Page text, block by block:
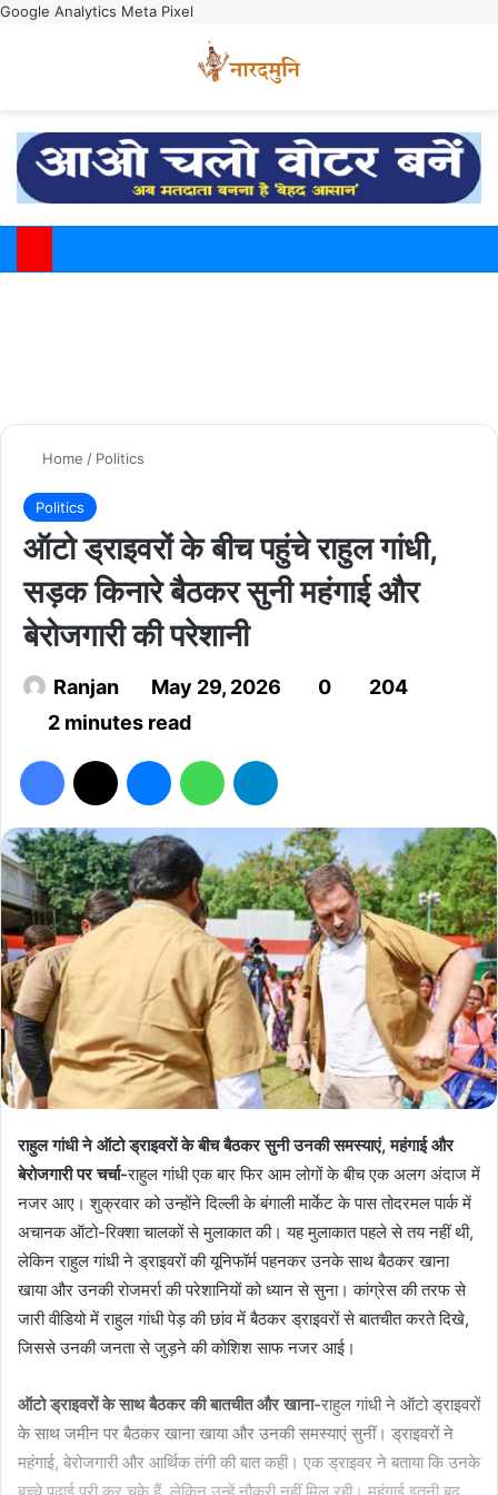
Google Analytics Meta Pixel
Home / Politics
Politics
ऑटो ड्राइवरों के बीच पहुंचे राहुल गांधी,
सड़क किनारे बैठकर सुनी महंगाई और
बेरोजगारी की परेशानी
Ranjan May 29, 2026 0
204
2 minutes read
राहुल गांधी ने ऑटो ड्राइवरों के बीच बैठकर सुनी उनकी समस्याएं, महंगाई और
बेरोजगारी पर चर्चा-राहुल गांधी एक बार फिर आम लोगों के बीच एक अलग अंदाज में
नजर आए। शुक्रवार को उन्होंने दिल्ली के बंगाली मार्केट के पास तोदरमल पार्क में
अचानक ऑटो-रिक्शा चालकों से मुलाकात की। यह मुलाकात पहले से तय नहीं थी,
लेकिन राहुल गांधी ने ड्राइवरों की यूनिफॉर्म पहनकर उनके साथ बैठकर खाना
खाया और उनकी रोजमर्रा की परेशानियों को ध्यान से सुना। कांग्रेस की तरफ से
जारी वीडियो में राहुल गांधी पेड़ की छांव में बैठकर ड्राइवरों से बातचीत करते दिखे,
जिससे उनकी जनता से जुड़ने की कोशिश साफ नजर आई।
ऑटो ड्राइवरों के साथ बैठकर की बातचीत और खाना-राहुल गांधी ने ऑटो ड्राइवरों
के साथ जमीन पर बैठकर खाना खाया और उनकी समस्याएं सुनीं। ड्राइवरों ने
महंगाई, बेरोजगारी और आर्थिक तंगी की बात कही। एक ड्राइवर ने बताया कि उनके